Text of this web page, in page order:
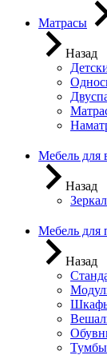
Матрасы
Назад
Мебель для
Назад
Мебель для
Назад
Тумбы